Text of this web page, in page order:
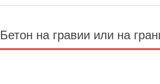
решение для комфортного
Эффективные методы для частных
из металлоконструкций
Бетон на гравии или на